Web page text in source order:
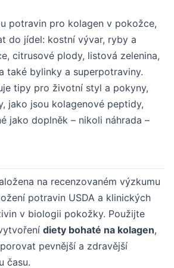
potravin pro kolagen v pokožce,
do jídel: kostní vývar, ryby a
citrusové plody, listová zelenina,
také bylinky a superpotraviny.
tipy pro životní styl a pokyny,
jako jsou kolagenové peptidy,
jako doplněk – nikoli náhrada –
na recenzovaném výzkumu
potravin USDA a klinických
v biologii pokožky. Použijte
diety bohaté na kolagen,
pevnější a zdravější
času.